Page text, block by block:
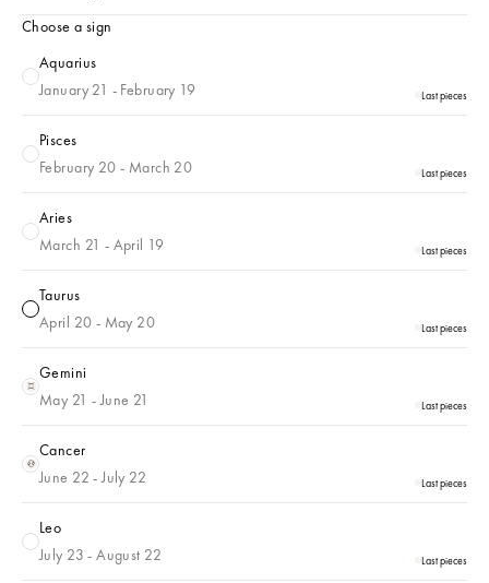
Choose a sign
Aquarius
Aquarius
January 21 - February 19
Last pieces
Pisces
Pisces
February 20 - March 20
Last pieces
Aries
Aries
March 21 - April 19
Last pieces
Taurus
Taurus
April 20 - May 20
Last pieces
Gemini
Gemini
May 21 - June 21
Last pieces
Cancer
Cancer
June 22 - July 22
Last pieces
Leo
Leo
July 23 - August 22
Last pieces